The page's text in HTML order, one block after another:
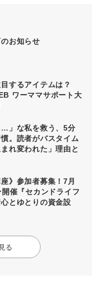
お知らせ
するアイテムは？
ワーママサポート大
…」な私を救う、5分
。読者がバスタイム
れ変われた」理由と
》参加者募集！7月
催『セカンドライフ
とゆとりの資金設
る